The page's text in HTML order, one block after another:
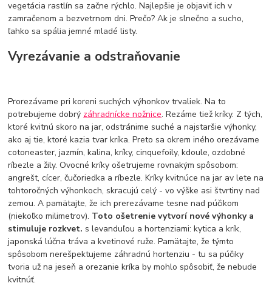
vegetácia rastlín sa začne rýchlo. Najlepšie je objaviť ich v
zamračenom a bezvetrnom dni. Prečo? Ak je slnečno a sucho,
ľahko sa spália jemné mladé listy.
Vyrezávanie a odstraňovanie
Prorezávame pri koreni suchých výhonkov trvaliek. Na to
potrebujeme dobrý záhradnícke nožnice. Rezáme tiež kríky. Z tých,
ktoré kvitnú skoro na jar, odstránime suché a najstaršie výhonky,
ako aj tie, ktoré kazia tvar kríka. Preto sa okrem iného orezávame
cotoneaster, jazmín, kalina, kríky, cinquefoily, kdoule, ozdobné
ríbezle a žily. Ovocné kríky ošetrujeme rovnakým spôsobom:
angrešt, cícer, čučoriedka a ríbezle. Kríky kvitnúce na jar av lete na
tohtoročných výhonkoch, skracujú celý - vo výške asi štvrtiny nad
zemou. A pamätajte, že ich prerezávame tesne nad púčikom
(niekoľko milimetrov). Toto ošetrenie vytvorí nové výhonky a
stimuluje rozkvet. s levanduľou a hortenziami: kytica a krík,
japonská lúčna tráva a kvetinové ruže. Pamätajte, že týmto
spôsobom nerešpektujeme záhradnú hortenziu - tu sa púčiky
tvoria už na jeseň a orezanie kríka by mohlo spôsobiť, že nebude
kvitnúť.